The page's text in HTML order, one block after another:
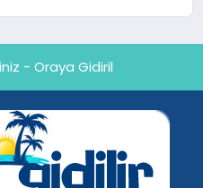
- Oraya Gidiril